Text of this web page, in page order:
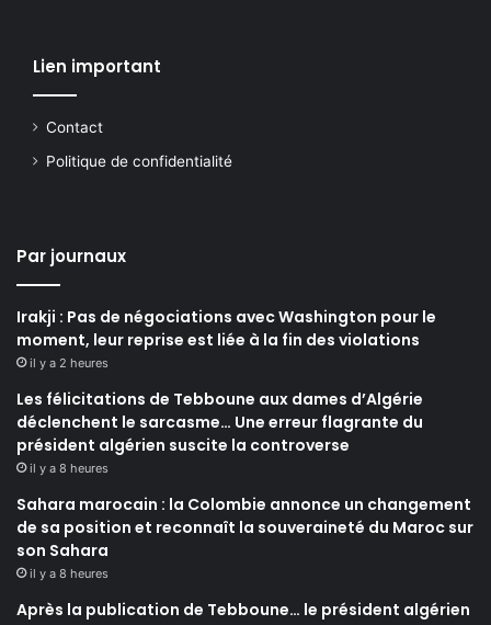
Lien important
Contact
Politique de confidentialité
Par journaux
Irakji : Pas de négociations avec Washington pour le
moment, leur reprise est liée à la fin des violations
il y a 2 heures
Les félicitations de Tebboune aux dames d’Algérie
déclenchent le sarcasme… Une erreur flagrante du
président algérien suscite la controverse
il y a 8 heures
Sahara marocain : la Colombie annonce un changement
de sa position et reconnaît la souveraineté du Maroc sur
son Sahara
il y a 8 heures
Après la publication de Tebboune… le président algérien